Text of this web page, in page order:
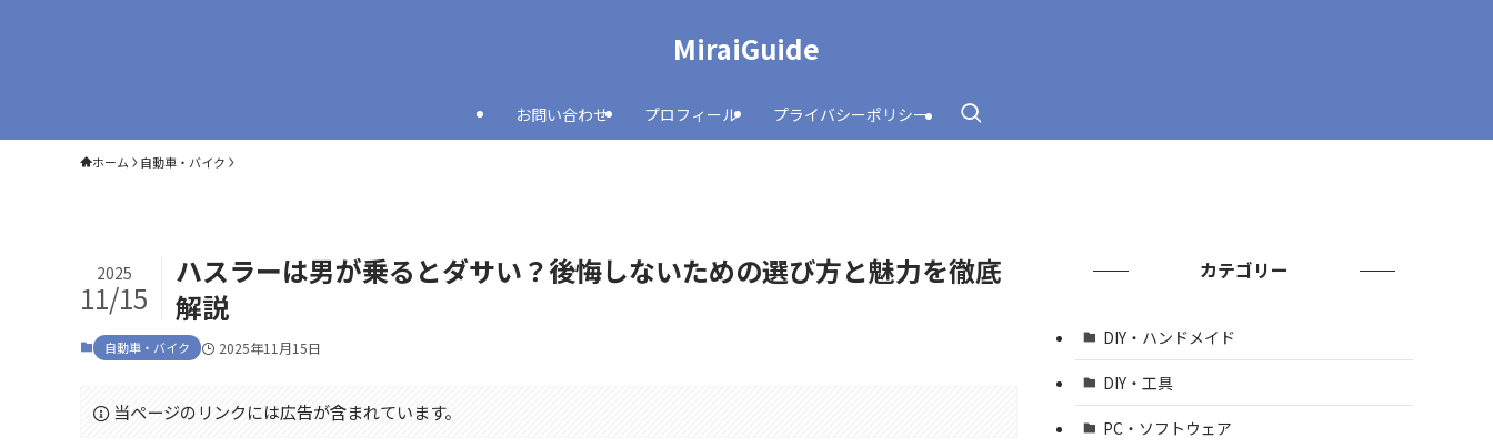
MiraiGuide
お問い合わせ プロフィール プライバシーポリシー
ホーム 自動車・バイク
ハスラーは男が乗るとダサい？後悔しないための選び方と魅力を徹底
解説
2025
11/15
自動車・バイク 2025年11月15日
当ページのリンクには広告が含まれています。
カテゴリー
DIY・ハンドメイド
DIY・工具
PC・ソフトウェア